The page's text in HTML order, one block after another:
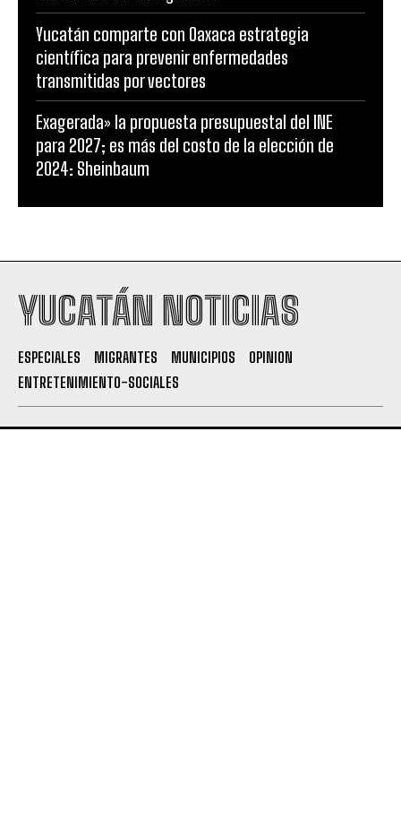
Yucatán comparte con Oaxaca estrategia
científica para prevenir enfermedades
transmitidas por vectores
Exagerada» la propuesta presupuestal del INE
para 2027; es más del costo de la elección de
2024: Sheinbaum
YUCATÁN NOTICIAS
ESPECIALES MIGRANTES MUNICIPIOS
OPINION
ENTRETENIMIENTO-SOCIALES